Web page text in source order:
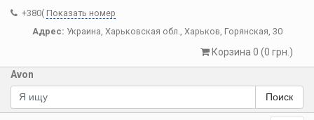
+380( Показать номер
Адрес: Украина, Харьковская обл., Харьков, Горянская, 30
Корзина 0 (0 грн.)
Avon
Поиск